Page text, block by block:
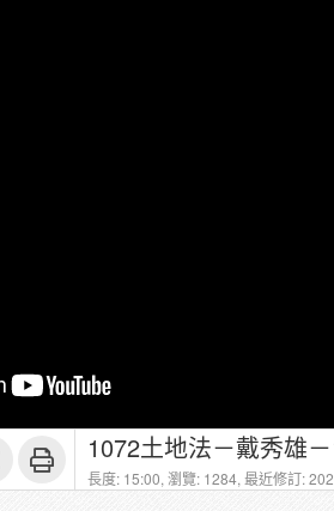
1072土地法－戴秀雄
長度: 15:00, 瀏覽: 1284, 最近修訂: